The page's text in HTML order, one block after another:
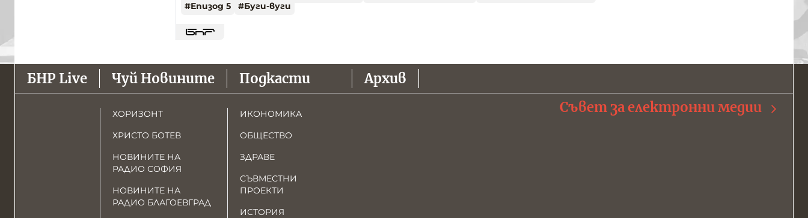
#Епизод 5 #Буги-вуги
БНР Live Чуй Новините
ХОРИЗОНТ
ХРИСТО БОТЕВ
НОВИНИТЕ НА
РАДИО СОФИЯ
НОВИНИТЕ НА
РАДИО БЛАГОЕВГРАД
Подкасти
ИКОНОМИКА
ОБЩЕСТВО
ЗДРАВЕ
СЪВМЕСТНИ
ПРОЕКТИ
ИСТОРИЯ
Архив
Съвет за електронни медии